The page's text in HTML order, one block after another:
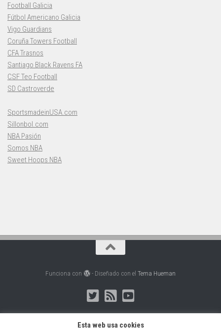
Football Galicia
Fútbol Americano Galicia
Vigo Guardians
Coruña Towers Football
CFA Trasnos
Santiago Black Ravens FA
CSF Teo Football
SD Castroverde
SportsmadeinUSA.com
Sillonbol.com
NBA Pasión
Somos NBA
Sweet Hoops NBA
Funciona con - Diseñado con el Tema Hueman
Esta web usa cookies